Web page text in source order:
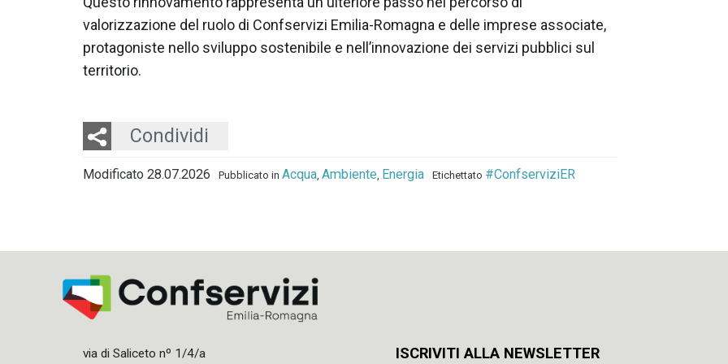
valorizzazione del ruolo di Confservizi Emilia-Romagna e delle imprese associate,
protagoniste nello sviluppo sostenibile e nell’innovazione dei servizi pubblici sul
territorio.
Condividi
Twitter
LinkedIn
Email
Modificato 28.07.2026 Pubblicato in Acqua Ambiente Energia Etichettato #ConfserviziER
via di Saliceto nº 1/4/a ISCRIVITI ALLA NEWSLETTER